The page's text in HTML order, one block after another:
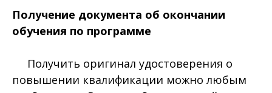
Получение документа об окончании
обучения по программе
Получить оригинал удостоверения о
повышении квалификации можно любым